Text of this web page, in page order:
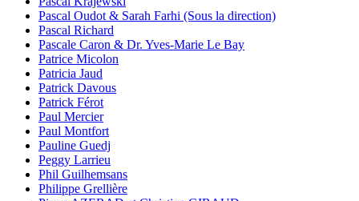
Pascal Oudot & Sarah Farhi (Sous la direction)
Pascal Richard
Pascale Caron & Dr. Yves-Marie Le Bay
Patrice Micolon
Patricia Jaud
Patrick Davous
Patrick Férot
Paul Mercier
Paul Montfort
Pauline Guedj
Peggy Larrieu
Phil Guilhemsans
Philippe Grellière